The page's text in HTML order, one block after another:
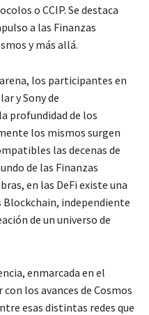
o CCIP. Se destaca
a las Finanzas
y más allá.
los participantes en
y Sony de
profundidad de los
los mismos surgen
las decenas de
de las Finanzas
en las DeFi existe una
independiente
de un universo de
enmarcada en el
los avances de Cosmos
esas distintas redes que